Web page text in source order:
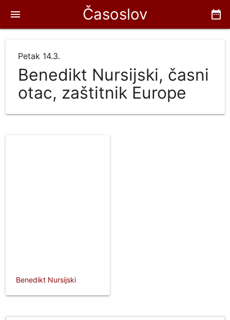
Časoslov date_range
menu
Petak 14.3.
Benedikt Nursijski, časni
otac, zaštitnik Europe
Benedikt Nursijski